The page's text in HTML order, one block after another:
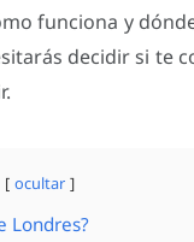
funciona y
decidir si te
ocultar
Londres?